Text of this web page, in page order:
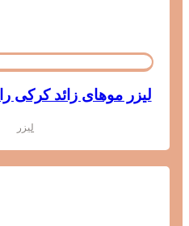
لیزر موهای زائد کرکی
لیزر